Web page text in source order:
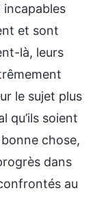
et sont
là, leurs
le sujet plus
qu’ils soient
chose,
dans
au